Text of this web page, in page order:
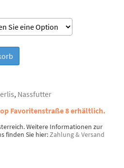
, Nassfutter
Favoritenstraße 8 erhältlich.
Weitere Informationen zur
finden Sie hier:Zahlung & Versand